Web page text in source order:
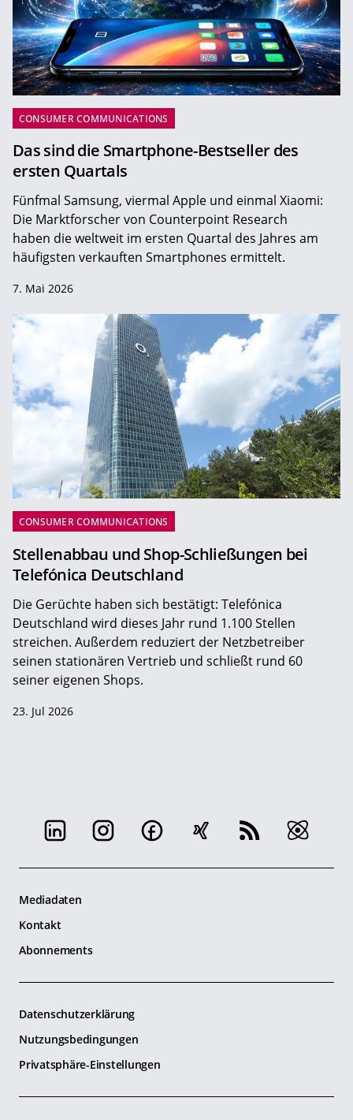
CONSUMER COMMUNICATIONS
Das sind die Smartphone-Bestseller des
ersten Quartals
Fünfmal Samsung, viermal Apple und einmal Xiaomi:
Die Marktforscher von Counterpoint Research
haben die weltweit im ersten Quartal des Jahres am
häufigsten verkauften Smartphones ermittelt.
7. Mai 2026
CONSUMER COMMUNICATIONS
Stellenabbau und Shop-Schließungen bei
Telefónica Deutschland
Die Gerüchte haben sich bestätigt: Telefónica
Deutschland wird dieses Jahr rund 1.100 Stellen
streichen. Außerdem reduziert der Netzbetreiber
seinen stationären Vertrieb und schließt rund 60
seiner eigenen Shops.
23. Jul 2026
Mediadaten
Kontakt
Abonnements
Datenschutzerklärung
Nutzungsbedingungen
Privatsphäre-Einstellungen